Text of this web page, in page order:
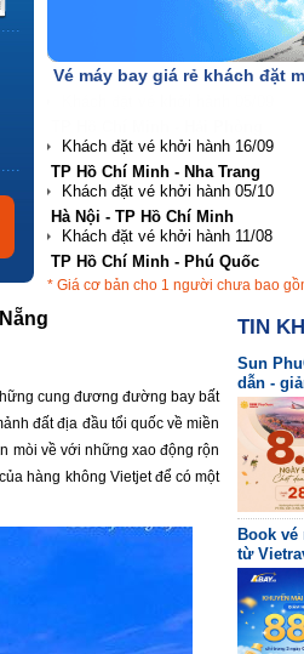
Vé máy bay giá rẻ khách đặt
Hà Nội - TP Hồ Chí Minh
TP Hồ Chí Minh - Phú Quốc
Hà Nội - Đà Nẵng
* Giá cơ bản cho 1 người chưa bao
cung đương đường bay bất
đất địa đầu tổi quốc về miền
mòi về với những xao động rộn
của hàng không Vietjet để có một
TIN
Sun
dẫn -
Book
từ